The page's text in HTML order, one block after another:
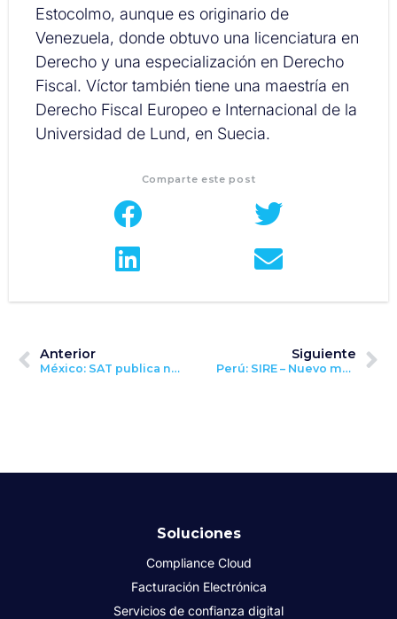
Estocolmo, aunque es originario de
Venezuela, donde obtuvo una licenciatura en
Derecho y una especialización en Derecho
Fiscal. Víctor también tiene una maestría en
Derecho Fiscal Europeo e Internacional de la
Universidad de Lund, en Suecia.
Comparte este post
Anterior
México: SAT publica nuevas modificaciones para la Resolución Miscelánea Fiscal (RMF)
Siguiente
Perú: SIRE – Nuevo mandato de llevado de registros electrónicos en Perú
Soluciones
Compliance Cloud
Facturación Electrónica
Servicios de confianza digital